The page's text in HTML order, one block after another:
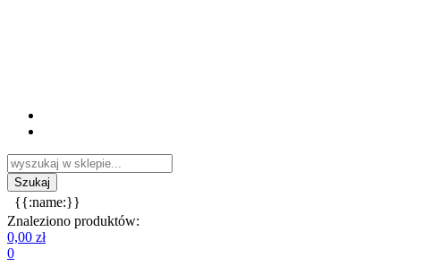
{{:name:}}
Znaleziono produktów:
0,00 zł
0